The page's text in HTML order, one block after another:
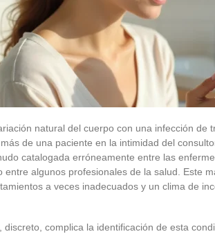
natural del cuerpo con una infección de
de una paciente en la intimidad del
catalogada erróneamente entre las
entre algunos profesionales de la salud. Este
a veces inadecuados y un clima de
discreto, complica la identificación de esta